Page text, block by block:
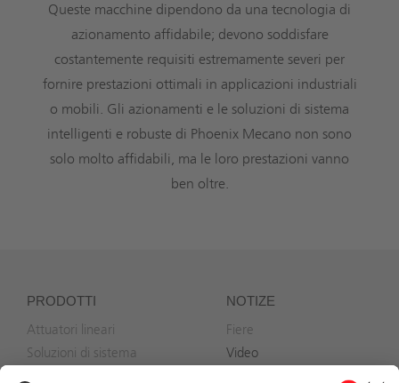
Queste macchine dipendono da una tecnologia di
azionamento affidabile; devono soddisfare
costantemente requisiti estremamente severi per
fornire prestazioni ottimali in applicazioni industriali
o mobili. Gli azionamenti e le soluzioni di sistema
intelligenti e robuste di Phoenix Mecano non sono
solo molto affidabili, ma le loro prestazioni vanno
ben oltre.
PRODOTTI
Attuatori lineari
Soluzioni di sistema
NOTIZE
Fiere
Video